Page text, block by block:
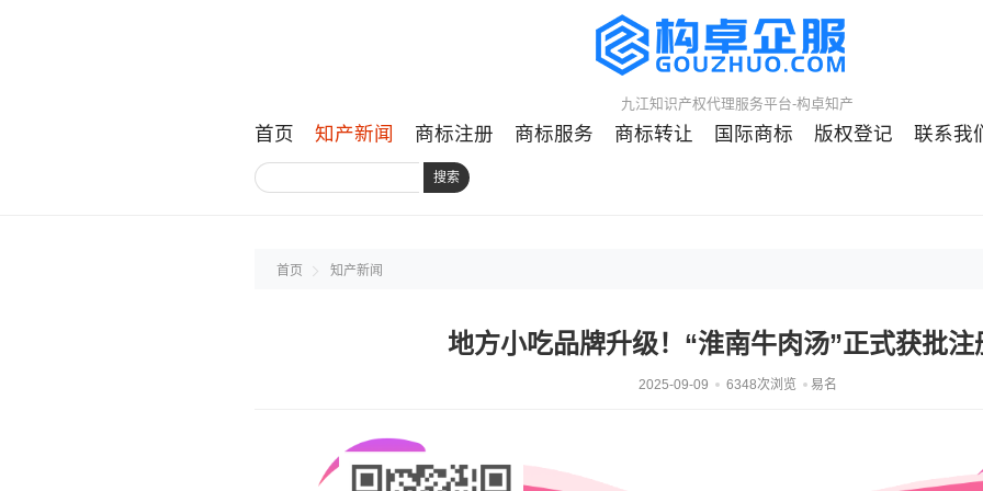
九江知识产权代理服务平台-构卓知产
首页 知产新闻 商标注册 商标服务 商标转让 国际商标 版权登记 联系我
搜索
首页 知产新闻
地方小吃品牌升级！“淮南牛肉汤”正式获批注
2025-09-09 6348次浏览 易名